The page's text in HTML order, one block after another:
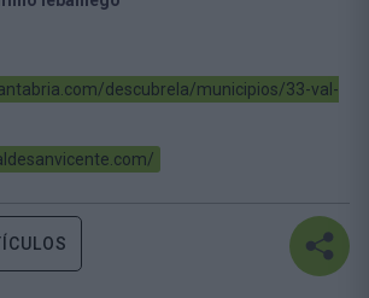
descubrela/municipios/33-val-